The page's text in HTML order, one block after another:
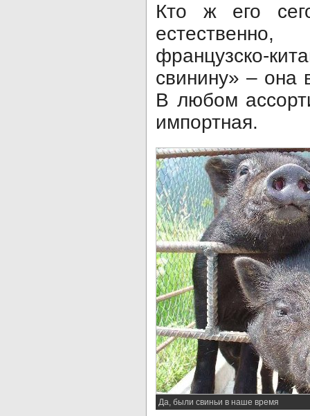
Кто ж его
естественно,
французско-
свинину» – она
В любом
им­портная.
Да, были свиньи в наше время